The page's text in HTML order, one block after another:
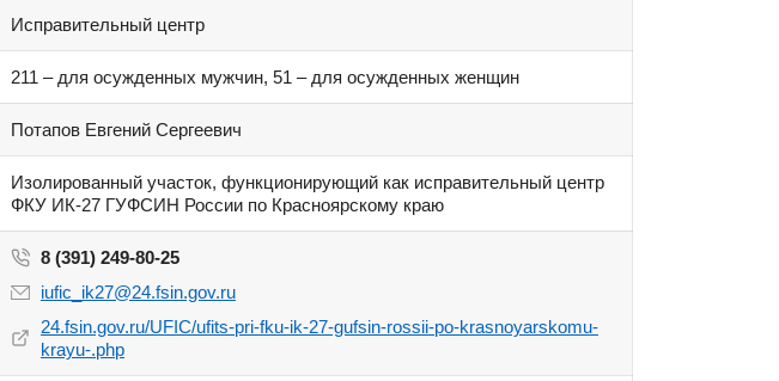
Исправительный центр
211 – для осужденных мужчин, 51 – для осужденных женщин
Потапов Евгений Сергеевич
Изолированный участок, функционирующий как исправительный центр
ФКУ ИК-27 ГУФСИН России по Красноярскому краю
8 (391) 249-80-25
iufic_ik27@24.fsin.gov.ru
24.fsin.gov.ru/UFIC/ufits-pri-fku-ik-27-gufsin-rossii-po-krasnoyarskomu-
krayu-.php